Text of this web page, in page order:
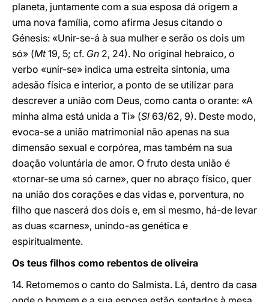
planeta, juntamente com a sua esposa dá origem a
uma nova família, como afirma Jesus citando o
Génesis: «Unir-se-á à sua mulher e serão os dois um
só» (Mt19, 5; cf. Gn 2, 24). No original hebraico, o
verbo «unir-se» indica uma estreita sintonia, uma
adesão física e interior, a ponto de se utilizar para
descrever a união com Deus, como canta o orante: «A
minha alma está unida a Ti» (Sl 63/62, 9). Deste modo,
evoca-se a união matrimonial não apenas na sua
dimensão sexual e corpórea, mas também na sua
doação voluntária de amor. O fruto desta união é
«tornar-se uma só carne», quer no abraço físico, quer
na união dos corações e das vidas e, porventura, no
filho que nascerá dos dois e, em si mesmo, há-de levar
as duas «carnes», unindo-as genética e
espiritualmente.
Os teus filhos como rebentos de oliveira
14. Retomemos o canto do Salmista. Lá, dentro da casa